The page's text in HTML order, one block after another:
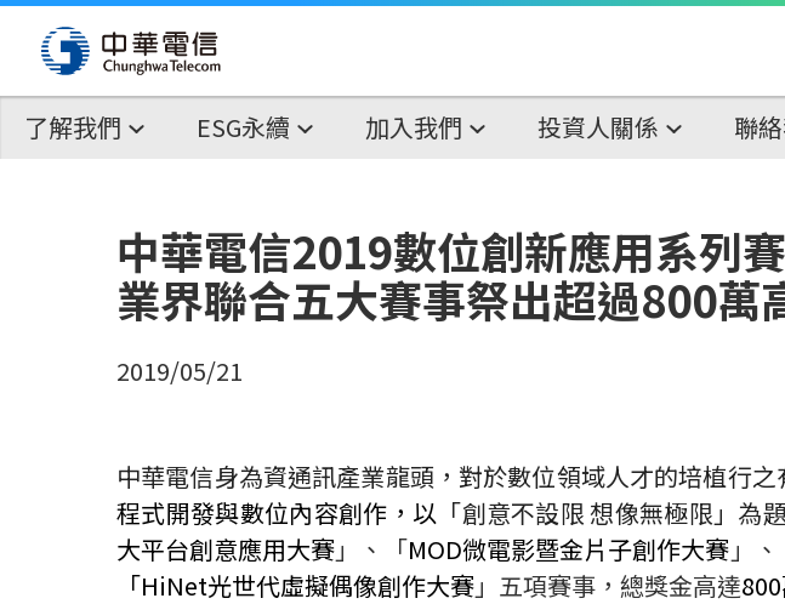
了解我們 ESG永續 加入我們 投資人關係 聯
中華電信2019數位創新應用系列
業界聯合五大賽事祭出超過800萬
2019/05/21
中華電信身為資通訊產業龍頭，對於數位領域人才的培植行之
程式開發與數位內容創作，以 「創意不設限 想像無極限」為題
大平台創意應用大賽」、「MOD微電影暨金片子創作大賽 」
「HiNet光世代虛擬偶像創作大賽」五項賽事，總獎金高達800